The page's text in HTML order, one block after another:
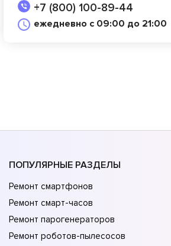
+7 (800) 100-89-44
ежедневно с 09:00 до 21:00
ПОПУЛЯРНЫЕ РАЗДЕЛЫ
Ремонт смартфонов
Ремонт смарт-часов
Ремонт парогенераторов
Ремонт роботов-пылесосов